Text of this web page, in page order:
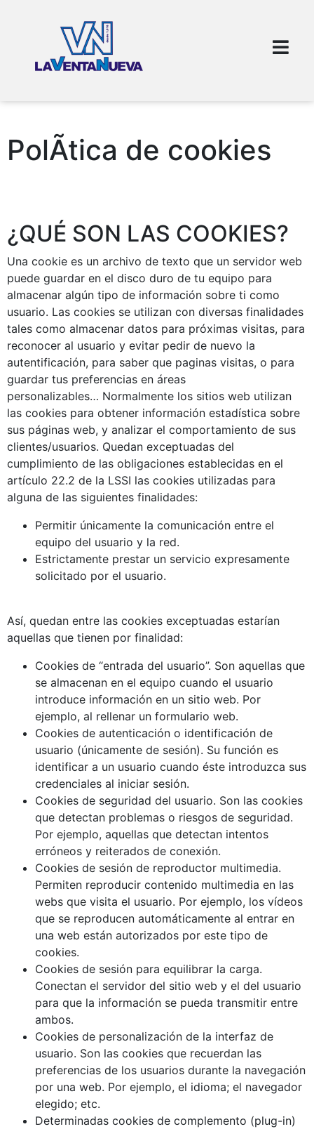
PolÃ­tica de cookies
¿QUÉ SON LAS COOKIES?
Una cookie es un archivo de texto que un servidor web
puede guardar en el disco duro de tu equipo para
almacenar algún tipo de información sobre ti como
usuario. Las cookies se utilizan con diversas finalidades
tales como almacenar datos para próximas visitas, para
reconocer al usuario y evitar pedir de nuevo la
autentificación, para saber que paginas visitas, o para
guardar tus preferencias en áreas
personalizables… Normalmente los sitios web utilizan
las cookies para obtener información estadística sobre
sus páginas web, y analizar el comportamiento de sus
clientes/usuarios. Quedan exceptuadas del
cumplimiento de las obligaciones establecidas en el
artículo 22.2 de la LSSI las cookies utilizadas para
alguna de las siguientes finalidades:
Permitir únicamente la comunicación entre el
equipo del usuario y la red.
Estrictamente prestar un servicio expresamente
solicitado por el usuario.
Así, quedan entre las cookies exceptuadas estarían
aquellas que tienen por finalidad:
Cookies de “entrada del usuario”. Son aquellas que
se almacenan en el equipo cuando el usuario
introduce información en un sitio web. Por
ejemplo, al rellenar un formulario web.
Cookies de autenticación o identificación de
usuario (únicamente de sesión). Su función es
identificar a un usuario cuando éste introduzca sus
credenciales al iniciar sesión.
Cookies de seguridad del usuario. Son las cookies
que detectan problemas o riesgos de seguridad.
Por ejemplo, aquellas que detectan intentos
erróneos y reiterados de conexión.
Cookies de sesión de reproductor multimedia.
Permiten reproducir contenido multimedia en las
webs que visita el usuario. Por ejemplo, los vídeos
que se reproducen automáticamente al entrar en
una web están autorizados por este tipo de
cookies.
Cookies de sesión para equilibrar la carga.
Conectan el servidor del sitio web y el del usuario
para que la información se pueda transmitir entre
ambos.
Cookies de personalización de la interfaz de
usuario. Son las cookies que recuerdan las
preferencias de los usuarios durante la navegación
por una web. Por ejemplo, el idioma; el navegador
elegido; etc.
Determinadas cookies de complemento (plug-in)